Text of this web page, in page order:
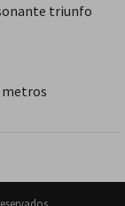
triunfo
metros